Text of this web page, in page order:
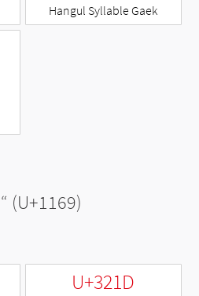
Hangul Syllable Gaek
“ (U+1169)
U+321D